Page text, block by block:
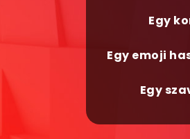
Egy
Egy emoji
Egy